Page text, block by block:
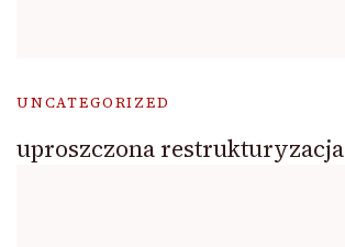
UNCATEGORIZED
uproszczona restrukturyzacja